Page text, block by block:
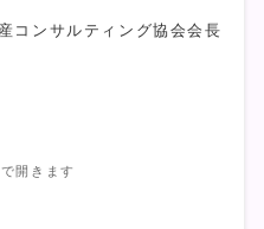
コンサルティング協会会長
開きます